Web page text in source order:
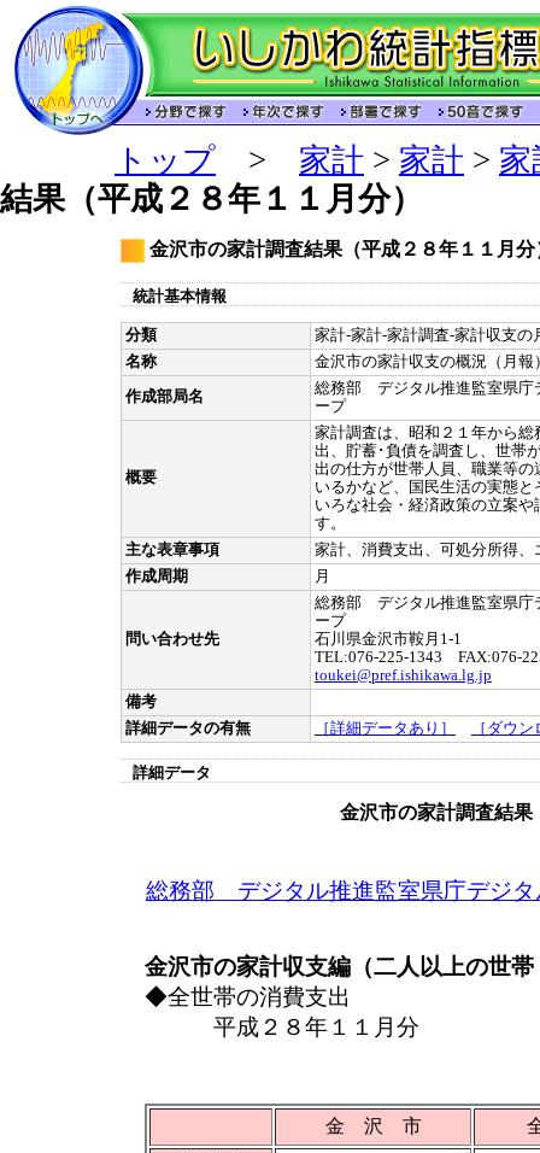
トップ > 家計 > 家計 > 家
結果（平成２８年１１月分）
金沢市の家計調査結果（平成２８年１１月分
統計基本情報
分類
家計-家計-家計調査-家計収支の
名称
金沢市の家計収支の概況（月報
作成部局名
総務部 デジタル推進監室県庁
ープ
概要
家計調査は、昭和２１年から
出、貯蓄･負債を調査し、世帯
出の仕方が世帯人員、職業等
いるかなど、国民生活の実態
いろな社会・経済政策の立案
す。
主な表章事項
家計、消費支出、可処分所得
作成周期
月
問い合わせ先
総務部 デジタル推進監室県庁
ープ
石川県金沢市鞍月1-1
TEL:076-225-1343 FAX:076-
toukei@pref.ishikawa.lg.jp
備考
詳細データの有無
［詳細データあり］ ［ダウ
詳細データ
金沢市の家計調査結
総務部 デジタル推進監室県庁デジ
金沢市の家計収支編（二人以上の世
◆全世帯の消費支出
平成２８年１１月分
金 沢 市